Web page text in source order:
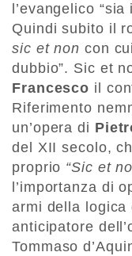
l’evangelico
Quindi subito il
sic et non con
dubbio”. Sic et
Francesco il
Riferimento
un’opera di
del XII secolo,
proprio “Sic et
l’importanza di
armi della logica
anticipatore
Tommaso